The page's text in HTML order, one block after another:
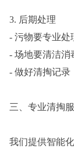
3. 后期处理
- 污物要专业处
- 场地要清洁消
- 做好清掏记录
三、专业清掏
我们提供智能